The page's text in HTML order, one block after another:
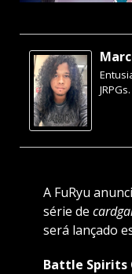
A FuRyu
série de
será lançado
Battle Spirits